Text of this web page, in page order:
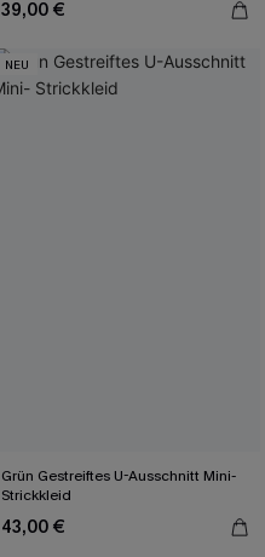
39,00 €
NEU
Grün Gestreiftes U-Ausschnitt Mini-
Strickkleid
43,00 €